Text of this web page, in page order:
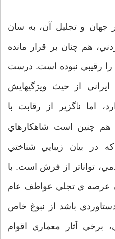
جهان و تجليل آن، به سان
هم چنان بر قرار مانده
را رقيبي نبوده است. درست
ايراني از حيث ويژگيهايش
اما ناگزير از رقابت با
هم چنين است شاهكارهاي
در بيان زيبايي شناختي
تواناتر از فرش است. با
عرصه ي تجلي عواطف عام
باشد از نبوغ خاص
برخي آثار معماري اقوام